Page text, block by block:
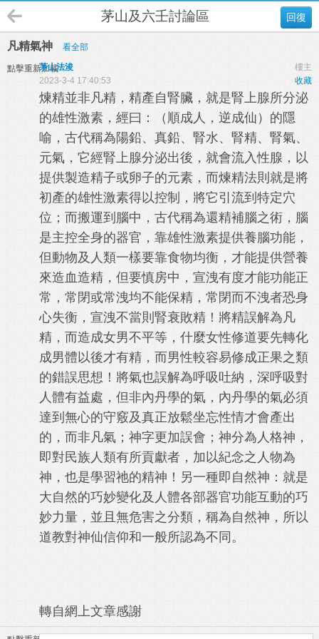
回復
茅山及六壬討論區
凡精氣神 看全部
點擊重新加載 樓主
茅山法浚
收藏
2023-3-4 17:40:53
煉精並非凡精，精產自腎臟，就是腎上腺所分泌
的雄性激素，經曰：（順成人，逆成仙）的隱
喻，古代稱為陽鉛、真鉛、腎水、腎精、腎氣、
元氣，它經腎上腺分泌出後，就會流入性腺，以
提供製造精子或卵子的元素，而煉精法則就是將
初產的雄性激素得以控制，將它引流到特定穴
位；而搬運到腦中，古代稱為還精補腦之術，腦
是主控全身的器官，靠雄性激素提供養腦功能，
但動物及人類一樣要靠食物均衡，才能提供營養
來造血造精，但要慎房中，宣洩有度才能功能正
常，常閉或常洩均不能保精，常閉而不洩者恐身
心失衡，宣洩不當則腎衰敗精！將精誤解為凡
精，而造成女男不平等，什麼女性修道要先轉化
成男體以後才有精，而男性較容易修成正果之類
的錯誤思想！將氣也誤解為呼吸吐納，深呼吸對
人體有益處，但非內丹學的氣，內丹學的氣必須
達到無心的守竅及真正放鬆坐忘性情才會產出
的，而非凡氣；神字更加誤會；神分為人格神，
即對民族人類有所貢獻者，加以紀念之人物為
神，也是學習祂的精神！另一種即自然神：就是
大自然的巧妙變化及人體各部器官功能互動的巧
妙力量，並且無危害之分類，稱為自然神，所以
道教對神仙信仰和一般所認為不同。
轉自網上文章感謝